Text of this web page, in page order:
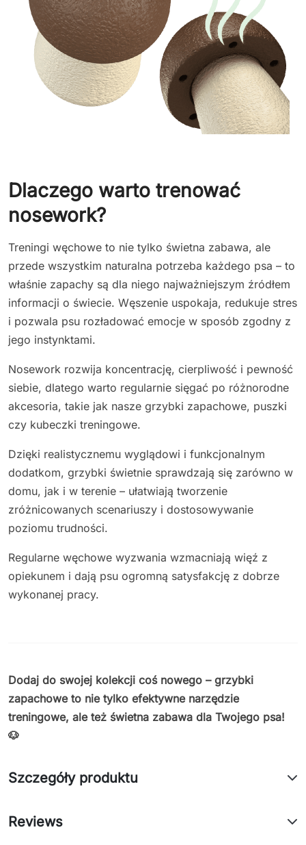
Dlaczego warto trenować
nosework?
Treningi węchowe to nie tylko świetna zabawa, ale
przede wszystkim naturalna potrzeba każdego psa – to
właśnie zapachy są dla niego najważniejszym źródłem
informacji o świecie. Węszenie uspokaja, redukuje stres
i pozwala psu rozładować emocje w sposób zgodny z
jego instynktami.
Nosework rozwija koncentrację, cierpliwość i pewność
siebie, dlatego warto regularnie sięgać po różnorodne
akcesoria, takie jak nasze grzybki zapachowe, puszki
czy kubeczki treningowe.
Dzięki realistycznemu wyglądowi i funkcjonalnym
dodatkom, grzybki świetnie sprawdzają się zarówno w
domu, jak i w terenie – ułatwiają tworzenie
zróżnicowanych scenariuszy i dostosowywanie
poziomu trudności.
Regularne węchowe wyzwania wzmacniają więź z
opiekunem i dają psu ogromną satysfakcję z dobrze
wykonanej pracy.
Dodaj do swojej kolekcji coś nowego – grzybki
zapachowe to nie tylko efektywne narzędzie
treningowe, ale też świetna zabawa dla Twojego psa!
🐶
Szczegóły produktu
Reviews